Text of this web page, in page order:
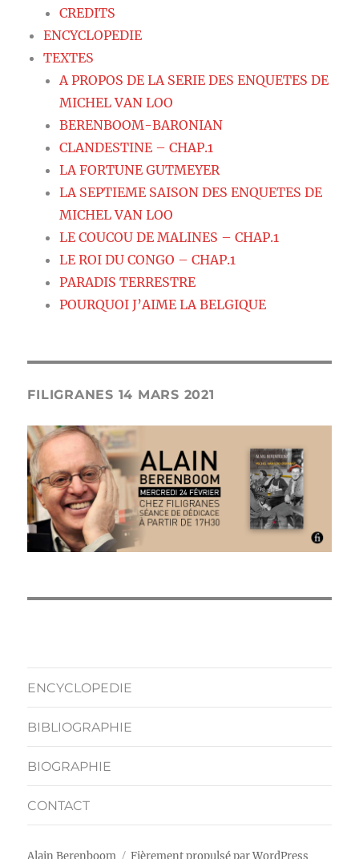
CREDITS
ENCYCLOPEDIE
TEXTES
A PROPOS DE LA SERIE DES ENQUETES DE
MICHEL VAN LOO
BERENBOOM-BARONIAN
CLANDESTINE – CHAP.1
LA FORTUNE GUTMEYER
LA SEPTIEME SAISON DES ENQUETES DE
MICHEL VAN LOO
LE COUCOU DE MALINES – CHAP.1
LE ROI DU CONGO – CHAP.1
PARADIS TERRESTRE
POURQUOI J’AIME LA BELGIQUE
FILIGRANES 14 MARS 2021
ENCYCLOPEDIE
BIBLIOGRAPHIE
BIOGRAPHIE
CONTACT
Alain Berenboom Fièrement propulsé par WordPress